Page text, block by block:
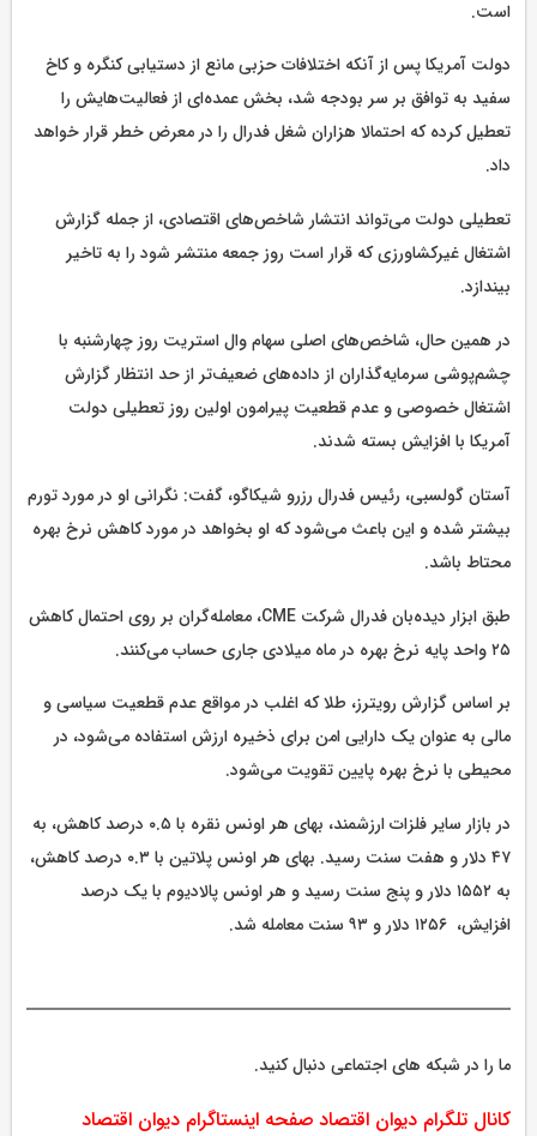
است.
دولت آمریکا پس از آنکه اختلافات حزبی مانع از دستیابی کنگره و کاخ
سفید به توافق بر سر بودجه شد، بخش عمده‌ای از فعالیت‌هایش را
تعطیل کرده که احتمالا هزاران شغل فدرال را در معرض خطر قرار خواهد
داد.
تعطیلی دولت می‌تواند انتشار شاخص‌های اقتصادی، از جمله گزارش
اشتغال غیرکشاورزی که قرار است روز جمعه منتشر شود را به تاخیر
بیندازد.
در همین حال، شاخص‌های اصلی سهام وال استریت روز چهارشنبه با
چشم‌پوشی سرمایه‌گذاران از داده‌های ضعیف‌تر از حد انتظار گزارش
اشتغال خصوصی و عدم قطعیت پیرامون اولین روز تعطیلی دولت
آمریکا با افزایش بسته شدند.
آستان گولسبی، رئیس فدرال رزرو شیکاگو، گفت: نگرانی او در مورد تورم
بیشتر شده و این باعث می‌شود که او بخواهد در مورد کاهش نرخ بهره
محتاط باشد.
طبق ابزار دیده‌بان فدرال شرکت CME، معامله‌گران بر روی احتمال کاهش
۲۵ واحد پایه‌ نرخ بهره در ماه میلادی جاری حساب می‌کنند.
بر اساس گزارش رویترز، طلا که اغلب در مواقع عدم قطعیت سیاسی و
مالی به عنوان یک دارایی امن برای ذخیره ارزش استفاده می‌شود، در
محیطی با نرخ بهره پایین تقویت می‌شود.
در بازار سایر فلزات ارزشمند، بهای هر اونس نقره با ۰.۵ درصد کاهش، به
۴۷ دلار و هفت سنت رسید. بهای هر اونس پلاتین با ۰.۳ درصد کاهش،
به ۱۵۵۲ دلار و پنج سنت رسید و هر اونس پالادیوم با یک درصد
افزایش، ۱۲۵۶ دلار و ۹۳ سنت معامله شد.
ما را در شبکه های اجتماعی دنبال کنید.
کانال تلگرام دیوان اقتصاد صفحه اینستاگرام دیوان اقتصاد